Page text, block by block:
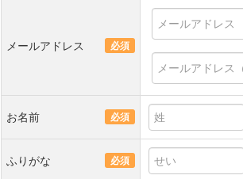
メールアドレス 必須
お名前 必須
ふりがな 必須